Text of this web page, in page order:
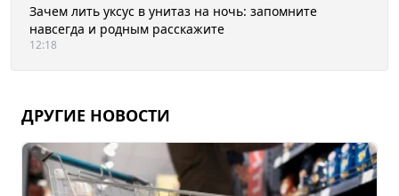
Зачем лить уксус в унитаз на ночь: запомните
навсегда и родным расскажите
12:18
ДРУГИЕ НОВОСТИ